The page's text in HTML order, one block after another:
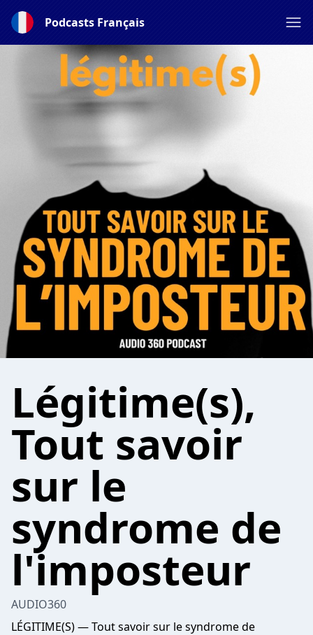
Podcasts Français
Légitime(s),
Tout savoir
sur le
syndrome de
l'imposteur
AUDIO360
LÉGITIME(S) — Tout savoir sur le syndrome de